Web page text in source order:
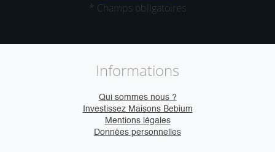
* Champs obligatoires
Informations
Qui sommes nous ?
Investissez Maisons Bebium
Mentions légales
Données personnelles